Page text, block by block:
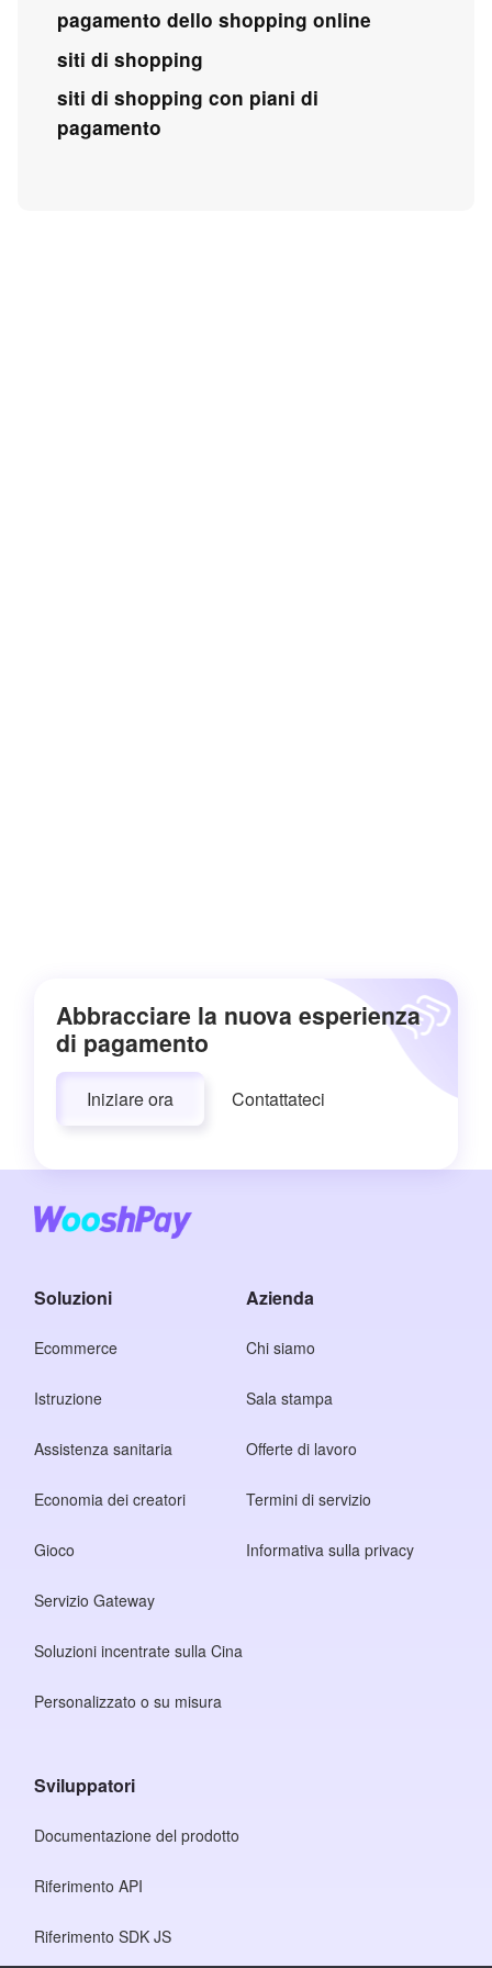
pagamento dello shopping online
siti di shopping
siti di shopping con piani di
pagamento
Abbracciare la nuova esperienza
di pagamento
Iniziare ora Contattateci
Soluzioni
Ecommerce
Istruzione
Assistenza sanitaria
Economia dei creatori
Gioco
Servizio Gateway
Soluzioni incentrate sulla Cina
Personalizzato o su misura
Azienda
Chi siamo
Sala stampa
Offerte di lavoro
Termini di servizio
Informativa sulla privacy
Sviluppatori
Documentazione del prodotto
Riferimento API
Riferimento SDK JS